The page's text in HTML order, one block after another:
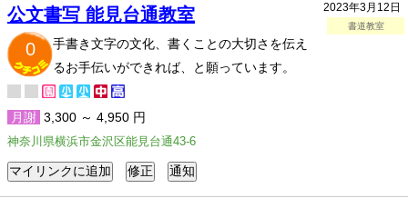
2023年3月12日
書道教室
公文書写 能見台通教室
0
手書き文字の文化、書くことの大切さを伝え
るお手伝いができれば、と願っています。
月謝 3,300 ～ 4,950 円
神奈川県横浜市金沢区能見台通43-6